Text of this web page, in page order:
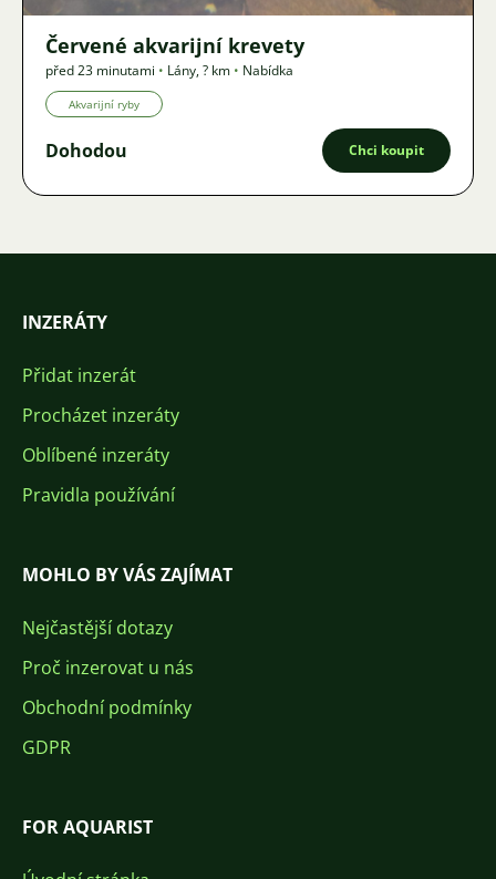
Červené akvarijní krevety
před 23 minutami • Lány,? km • Nabídka
Akvarijní ryby
Dohodou Chci koupit
INZERÁTY
Přidat inzerát
Procházet inzeráty
Oblíbené inzeráty
Pravidla používání
MOHLO BY VÁS ZAJÍMAT
Nejčastější dotazy
Proč inzerovat u nás
Obchodní podmínky
GDPR
FOR AQUARIST